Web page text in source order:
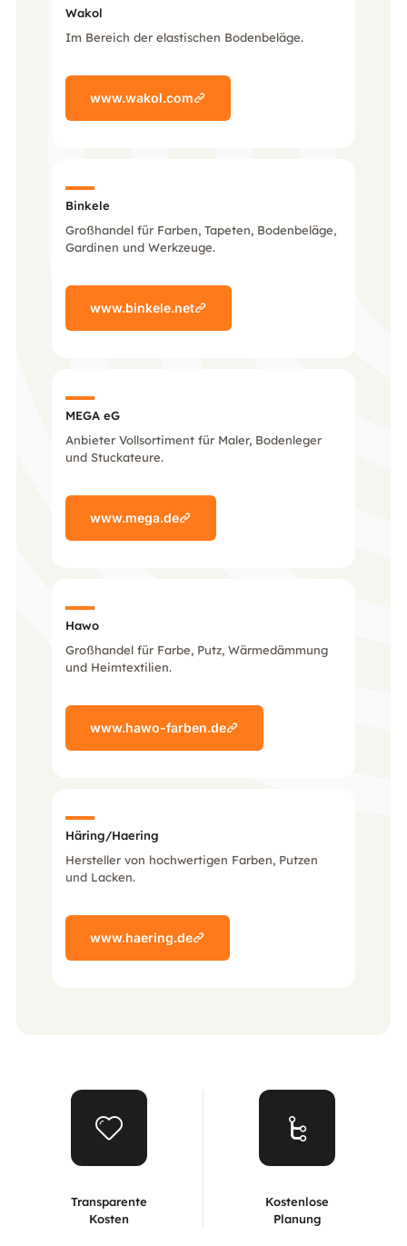
Wakol
Im Bereich der elastischen Bodenbeläge.
www.wakol.com
Binkele
Großhandel für Farben, Tapeten, Bodenbeläge,
Gardinen und Werkzeuge.
www.binkele.net
MEGA eG
Anbieter Vollsortiment für Maler, Bodenleger
und Stuckateure.
www.mega.de
Hawo
Großhandel für Farbe, Putz, Wärmedämmung
und Heimtextilien.
www.hawo-farben.de
Häring/Haering
Hersteller von hochwertigen Farben, Putzen
und Lacken.
www.haering.de
Transparente
Kosten
Kostenlose
Planung